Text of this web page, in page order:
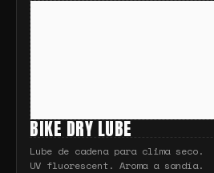
BIKE DRY LUBE
Lube de cadena para clima seco.
UV fluorescent. Aroma a sandía.